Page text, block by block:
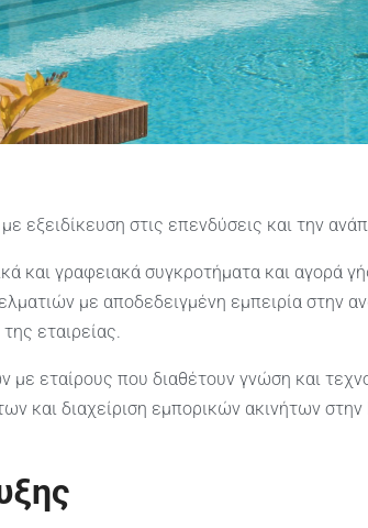
εξειδίκευση στις επενδύσεις και την
και γραφειακά συγκροτήματα και αγορά
με αποδεδειγμένη εμπειρία στην
εταιρείας.
εταίρους που διαθέτουν γνώση και
και διαχείριση εμπορικών ακινήτων